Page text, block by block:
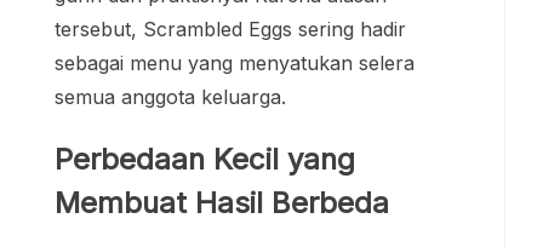
tersebut, Scrambled Eggs sering hadir
sebagai menu yang menyatukan selera
semua anggota keluarga.
Perbedaan Kecil yang
Membuat Hasil Berbeda